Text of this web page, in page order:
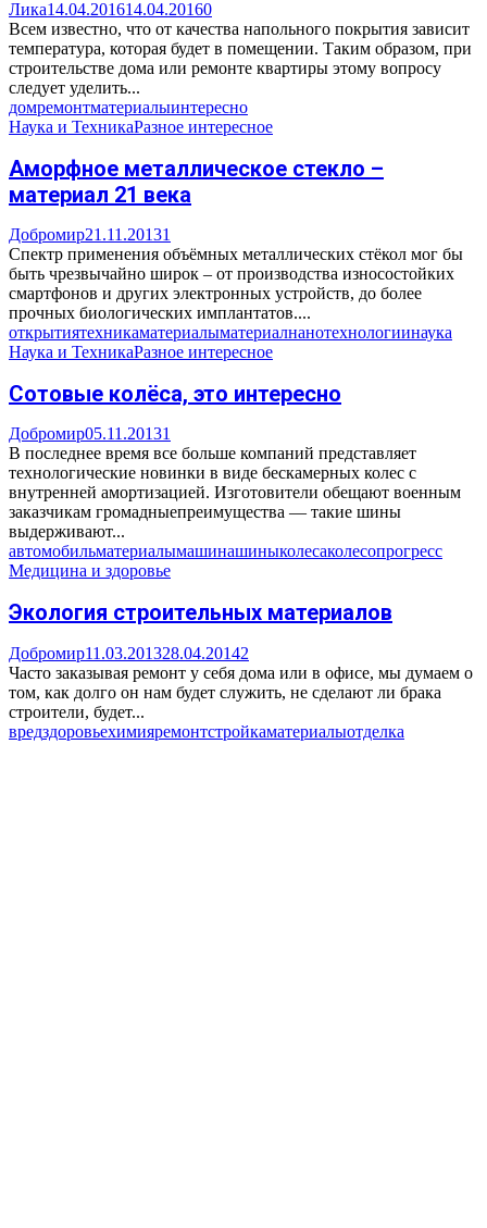
Лика14.04.201614.04.20160
Всем известно, что от качества напольного покрытия зависит
температура, которая будет в помещении. Таким образом, при
строительстве дома или ремонте квартиры этому вопросу
следует уделить...
домремонтматериалыинтересно
Наука и ТехникаРазное интересное
Аморфное металлическое стекло –
материал 21 века
Добромир21.11.20131
Спектр применения объёмных металлических стёкол мог бы
быть чрезвычайно широк – от производства износостойких
смартфонов и других электронных устройств, до более
прочных биологических имплантатов....
открытиятехникаматериалыматериалнанотехнологиинаука
Наука и ТехникаРазное интересное
Сотовые колёса, это интересно
Добромир05.11.20131
В последнее время все больше компаний представляет
технологические новинки в виде бескамерных колес с
внутренней амортизацией. Изготовители обещают военным
заказчикам громадныепреимущества — такие шины
выдерживают...
автомобильматериалымашинашиныколесаколесопрогресс
Медицина и здоровье
Экология строительных материалов
Добромир11.03.201328.04.20142
Часто заказывая ремонт у себя дома или в офисе, мы думаем о
том, как долго он нам будет служить, не сделают ли брака
строители, будет...
вредздоровьехимияремонтстройкаматериалыотделка